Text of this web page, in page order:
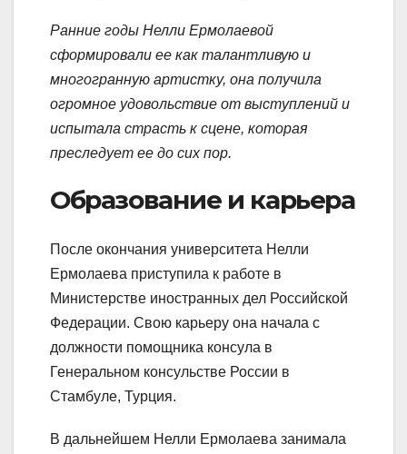
Ранние годы Нелли Ермолаевой
сформировали ее как талантливую и
многогранную артистку, она получила
огромное удовольствие от выступлений и
испытала страсть к сцене, которая
преследует ее до сих пор.
Образование и карьера
После окончания университета Нелли
Ермолаева приступила к работе в
Министерстве иностранных дел Российской
Федерации. Свою карьеру она начала с
должности помощника консула в
Генеральном консульстве России в
Стамбуле, Турция.
В дальнейшем Нелли Ермолаева занимала